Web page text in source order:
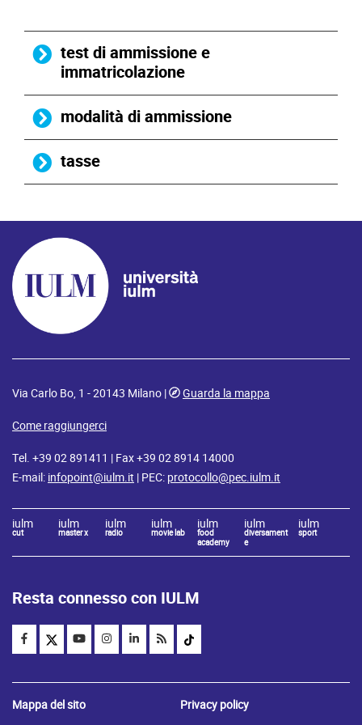
test di ammissione e
immatricolazione
modalità di ammissione
tasse
Via Carlo Bo, 1 - 20143 Milano |
Guarda la mappa
Come raggiungerci
Tel. +39 02 891411 | Fax +39 02 8914 14000
E-mail: infopoint@iulm.it | PEC: protocollo@pec.iulm.it
iulm
cut
iulm
master x
iulm
radio
iulm
movie lab
iulm
food
academy
iulm
diversament
e
iulm
sport
Resta connesso con IULM
Mappa del sito
Privacy policy